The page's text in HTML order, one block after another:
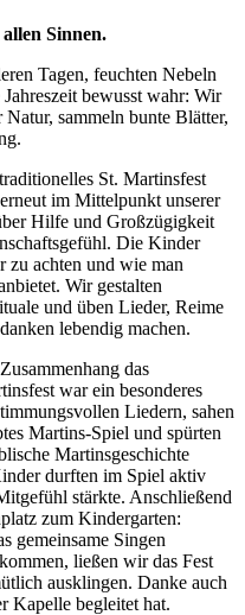
Sinnen.
Tagen, feuchten Nebeln
bewusst wahr: Wir
sammeln bunte Blätter,
St. Martinsfest
im Mittelpunkt unserer
Hilfe und Großzügigkeit
Die Kinder
zu achten und wie man
Wir gestalten
und üben Lieder, Reime
lebendig machen.
das
war ein besonderes
Liedern, sahen
Martins-Spiel und spürten
Martinsgeschichte
durften im Spiel aktiv
stärkte. Anschließend
zum Kindergarten:
gemeinsame Singen
ließen wir das Fest
ausklingen. Danke auch
Kapelle begleitet hat.